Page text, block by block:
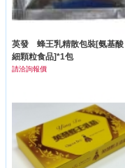
英發 蜂王乳精散包裝[氨基酸
細顆粒食品]*1包
請洽詢報價